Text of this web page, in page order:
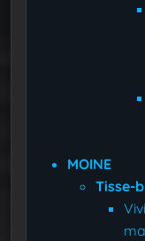
MOINE
Tisse-